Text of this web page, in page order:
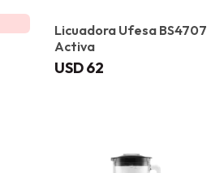
Licuadora Ufesa BS4707
Activa
USD62